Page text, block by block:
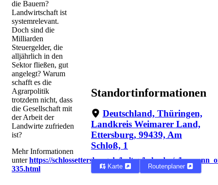
die Bauern?
Landwirtschaft ist
systemrelevant.
Doch sind die
Milliarden
Steuergelder, die
alljährlich in den
Sektor fließen, gut
angelegt? Warum
schafft es die
Agrarpolitik
trotzdem nicht, dass
die Gesellschaft mit
der Arbeit der
Landwirte zufrieden
ist?
Mehr Informationen
unterhttps://schlossettersburg.de/kultur/kalender/e/
335.html
Standortinformationen
Deutschland, Thüringen,
Landkreis Weimarer Land,
Ettersburg, 99439, Am
Schloß, 1
Karte Routenplaner